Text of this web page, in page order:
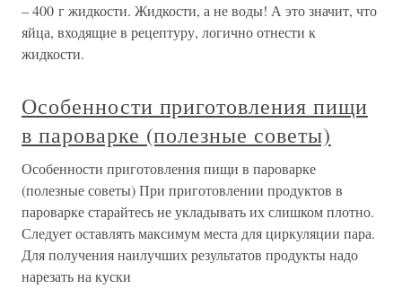
– 400 г жидкости. Жидкости, а не воды! А это значит, что
яйца, входящие в рецептуру, логично отнести к
жидкости.
Особенности приготовления пищи
в пароварке (полезные советы)
Особенности приготовления пищи в пароварке
(полезные советы) При приготовлении продуктов в
пароварке старайтесь не укладывать их слишком плотно.
Следует оставлять максимум места для циркуляции пара.
Для получения наилучших результатов продукты надо
нарезать на куски